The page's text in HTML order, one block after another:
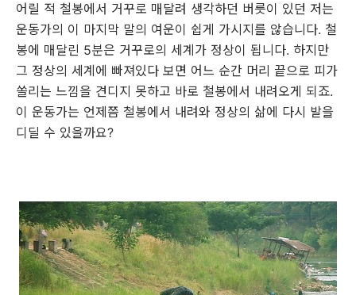
어릴 적 철봉에서 거꾸로 매달려 생각하던 버릇이 있던 저는
운동가의 이 마지막 말의 여운이 쉽게 가시지를 않습니다. 철
봉에 매달린 5분은 거꾸로의 세계가 정상이 됩니다. 하지만
그 정상의 세계에 빠져있다 보면 어느 순간 머리 끝으로 피가
쏠리는 느낌을 견디지 못하고 바로 철봉에서 내려오게 되죠.
이 운동가는 언제쯤 철봉에서 내려와 정상의 삶에 다시 발을
디딜 수 있을까요?